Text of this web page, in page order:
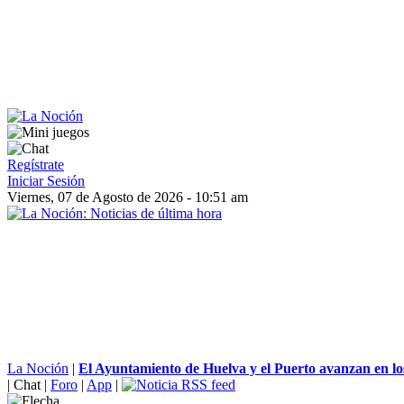
Regístrate
Iniciar Sesión
Viernes, 07 de Agosto de 2026 - 10:51 am
La Noción | El Ayuntamiento de Huelva y el Puerto avanzan en
| Chat | Foro | App |